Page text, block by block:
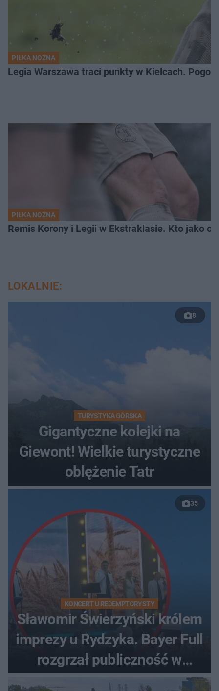
PIŁKA NOŻNA
Legia Warszawa traci punkty w Kielcach.
PIŁKA NOŻNA
Remis Korony i Legii w Ekstraklasie. Kto jako
LOKALNIE:
8
TURYSTYKA GÓRSKA
Gigantyczne kolejki na
Giewont! Wielkie turystyczne
oblężenie Tatr
35
KONCERT U REDEMPTORYSTY
Sławomir Świerzyński królem
imprezy u Rydzyka. Bayer Full
rozgrzał publiczność w
Toruniu